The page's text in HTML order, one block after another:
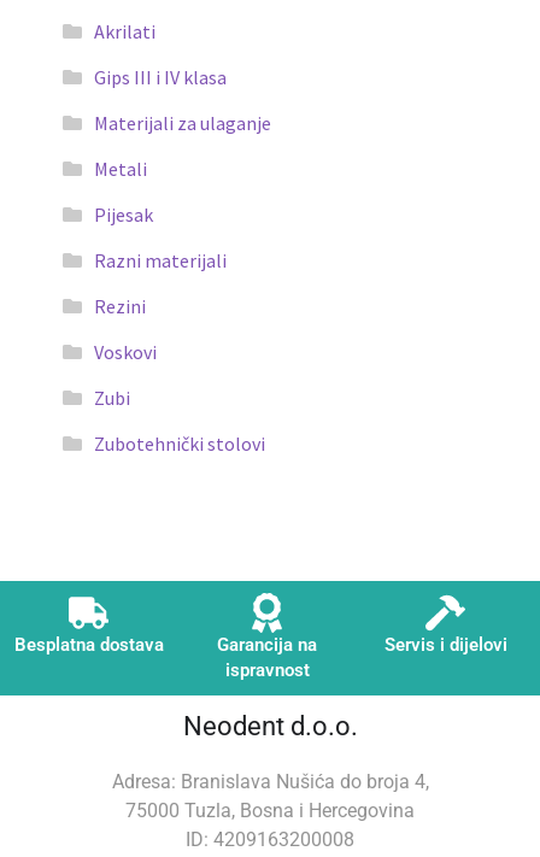
Akrilati
Gips III i IV klasa
Materijali za ulaganje
Metali
Pijesak
Razni materijali
Rezini
Voskovi
Zubi
Zubotehnički stolovi
Besplatna dostava
Garancija na
ispravnost
Servis i dijelovi
Neodent d.o.o.
Adresa: Branislava Nušića do broja 4,
75000 Tuzla, Bosna i Hercegovina
ID: 4209163200008